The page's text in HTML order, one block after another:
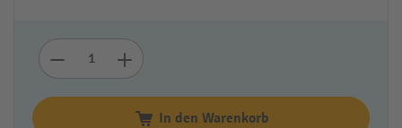
In den Warenkorb